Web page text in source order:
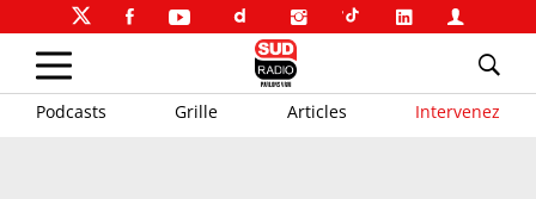
Podcasts Grille Articles Intervenez